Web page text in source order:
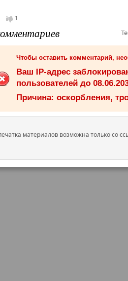
1
Чтобы оставить комментарий,
Ваш IP-адрес
пользователей до
Причина: оскорбления,
материалов возможна только со